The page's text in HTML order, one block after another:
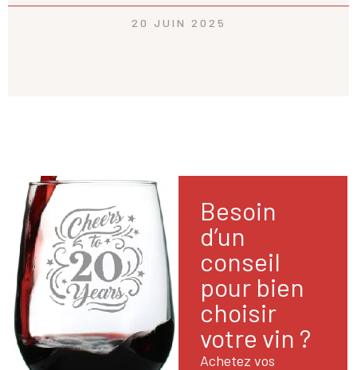
20 JUIN 2025
Besoin
d’un
conseil
pour bien
choisir
votre vin ?
Achetez vos